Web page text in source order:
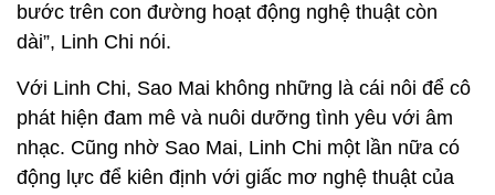
bước trên con đường hoạt động nghệ thuật còn
dài”, Linh Chi nói.
Với Linh Chi, Sao Mai không những là cái nôi để cô
phát hiện đam mê và nuôi dưỡng tình yêu với âm
nhạc. Cũng nhờ Sao Mai, Linh Chi một lần nữa có
động lực để kiên định với giấc mơ nghệ thuật của